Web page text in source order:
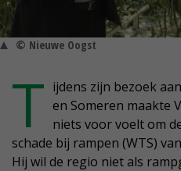
© Nieuwe Oogst
T ijdens zijn bezoek
en Someren maakte
niets voor voelt om
schade bij rampen (WTS)
Hij wil de regio niet als